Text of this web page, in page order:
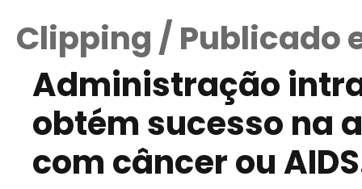
Clipping / Publicado
Administração
obtém sucesso na
com câncer ou